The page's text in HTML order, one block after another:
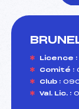
Licence :
Comité :
Club :
Val. Lic. :